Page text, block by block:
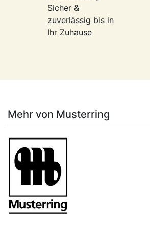
Sicher &
zuverlässig bis in
Ihr Zuhause
Mehr von Musterring